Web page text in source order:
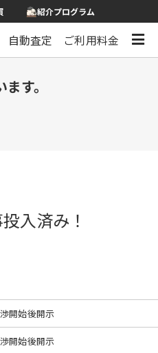
紹介プログラム
自動査定 ご利用料金
す。
入済み！
開始後開示
開始後開示